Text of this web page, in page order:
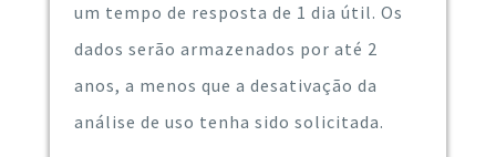
um tempo de resposta de 1 dia útil. Os
dados serão armazenados por até 2
anos, a menos que a desativação da
análise de uso tenha sido solicitada.